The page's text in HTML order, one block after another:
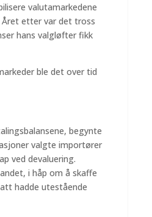
valutamarkedene
etter var det tross
hans valgløfter fikk
ble det over tid
begynte
valgte importører
ved devaluering.
i håp om å skaffe
hadde utestående